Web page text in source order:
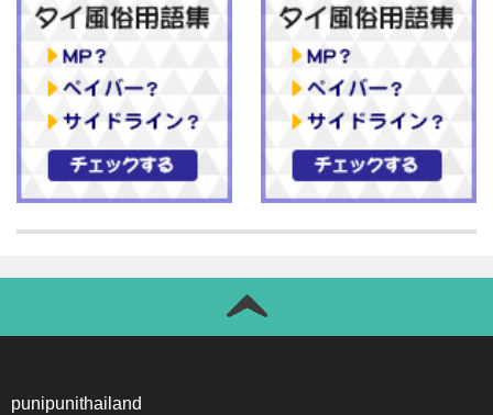
punipunithailand